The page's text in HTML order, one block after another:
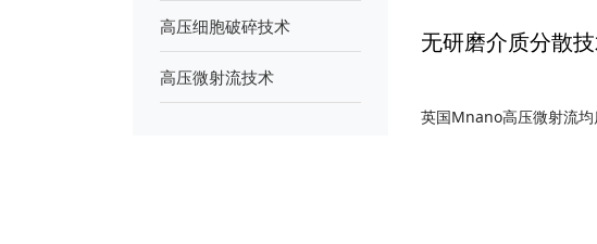
高压细胞破碎技术
高压微射流技术
无研磨介质分散
英国Mnano高压微射流